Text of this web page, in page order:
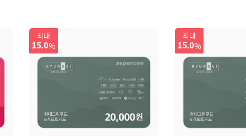
최대
15.0%
최대
15.0%